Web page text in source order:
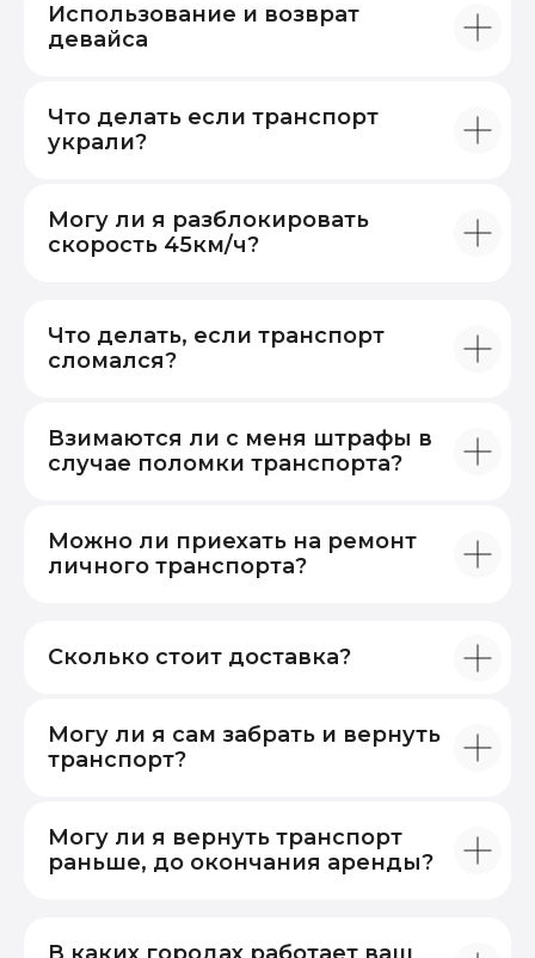
Использование и возврат
девайса
Что делать если транспорт
украли?
Могу ли я разблокировать
скорость 45км/ч?
Что делать, если транспорт
сломался?
Взимаются ли с меня штрафы в
случае поломки транспорта?
Можно ли приехать на ремонт
личного транспорта?
Сколько стоит доставка?
Могу ли я сам забрать и вернуть
транспорт?
Могу ли я вернуть транспорт
раньше, до окончания аренды?
сразу или при получении девайса.
ООО "МОЙ САМОКАТ"
ИНН: 9725029780 ОГРН 1207700062976
Политика конфеденциальности
Договор на использование сервиса
Соглашение о применении рекуррентных